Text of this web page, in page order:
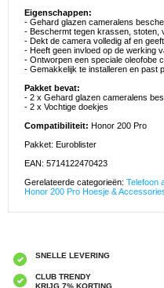
Eigenschappen:
- Gehard glazen cameralens
- Beschermt tegen krassen, stoten,
- Dekt de camera volledig af en
- Heeft geen invloed op de werking
- Ontworpen een speciale oleofobe
- Gemakkelijk te installeren en past
Pakket bevat:
- 2 x Gehard glazen cameralens
- 2 x Vochtige doekjes
Compatibiliteit: Honor 200 Pro
Pakket: Euroblister
EAN: 5714122470423
Gerelateerde categorieën: Telefoon
Honor 200 Pro Hoesje &
SNELLE LEVERING
CLUB TRENDY
KRIJG 7% KORTING